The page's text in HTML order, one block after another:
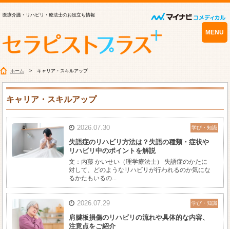
医療介護・リハビリ・療法士のお役立ち情報
MENU
ホーム キャリア・スキルアップ
キャリア・スキルアップ
2026.07.30 学び・知識
失語症のリハビリ方法は？失語の種類・症状や
リハビリ中のポイントを解説
文：内藤 かいせい（理学療法士） 失語症のかたに
対して、どのようなリハビリが行われるのか気にな
るかたもいるの...
2026.07.29 学び・知識
肩腱板損傷のリハビリの流れや具体的な内容、
注意点をご紹介